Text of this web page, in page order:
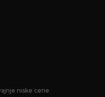
niske cene